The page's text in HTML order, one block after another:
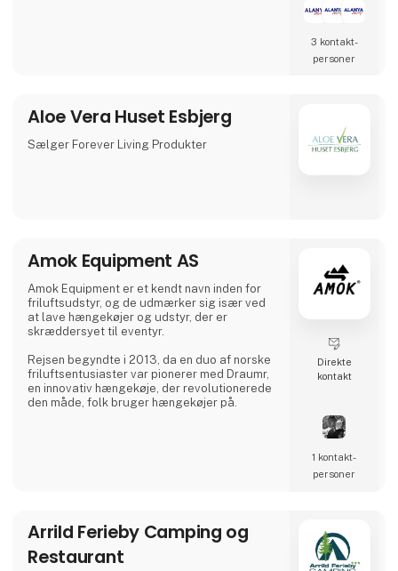
3 kontakt­
personer
Aloe Vera Huset Esbjerg
Sælger Forever Living Produkter
Amok Equipment AS
Amok Equipment er et kendt navn inden for
friluftsudstyr, og de udmærker sig især ved
at lave hængekøjer og udstyr, der er
skræddersyet til eventyr.
Rejsen begyndte i 2013, da en duo af norske
friluftsentusiaster var pionerer med Draumr,
en innovativ hængekøje, der revolutionerede
den måde, folk bruger hængekøjer på.
prestigefyldte priser for deres holdbare og
pålidelige produkter, der forbedrer
udendørsoplevelsen
Direkte
kontakt
1 kontakt­
personer
Arrild Ferieby Camping og
Restaurant